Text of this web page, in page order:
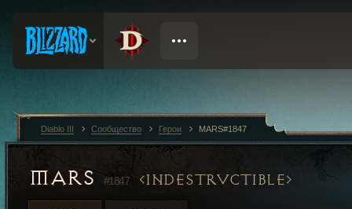
MARS #1847 INDESTRVCTIBLE
Diablo III Сообщество Герои MARS#1847